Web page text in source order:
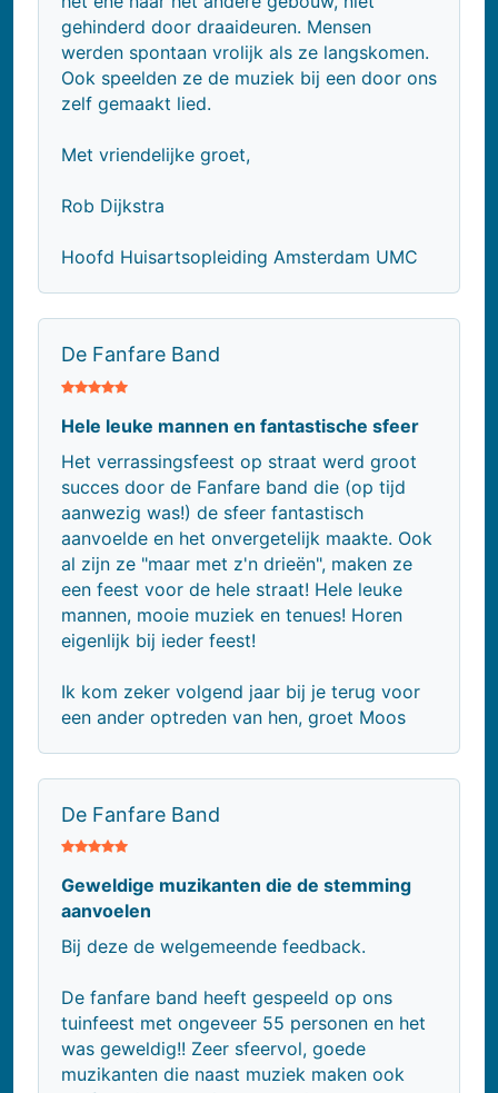
gehinderd door draaideuren. Mensen
werden spontaan vrolijk als ze langskomen.
Ook speelden ze de muziek bij een door ons
zelf gemaakt lied.
Met vriendelijke groet,
Rob Dijkstra
Hoofd Huisartsopleiding Amsterdam UMC
De Fanfare Band
Hele leuke mannen en fantastische sfeer
Het verrassingsfeest op straat werd groot
succes door de Fanfare band die (op tijd
aanwezig was!) de sfeer fantastisch
aanvoelde en het onvergetelijk maakte. Ook
al zijn ze "maar met z'n drieën", maken ze
een feest voor de hele straat! Hele leuke
mannen, mooie muziek en tenues! Horen
eigenlijk bij ieder feest!
Ik kom zeker volgend jaar bij je terug voor
een ander optreden van hen, groet Moos
De Fanfare Band
Geweldige muzikanten die de stemming
aanvoelen
​Bij deze de welgemeende feedback.
De fanfare band heeft gespeeld op ons
tuinfeest met ongeveer 55 personen en het
was geweldig!! Zeer sfeervol, goede
muzikanten die naast muziek maken ook